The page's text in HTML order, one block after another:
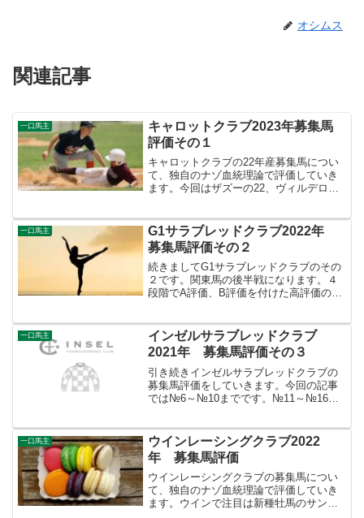
オシムス
関連記事
一口馬主
キャロットクラブ2023年募集馬
評価その１
キャロットクラブの22年産募集馬につい
て、独自のナゾ血統理論で評価していき
ます。今回はザズーの22、ヴィルデロー
ィとゴーンウエストを持っていて、この
血統がキズナと相...
一口馬主
G1サラブレッドクラブ2022年
募集馬評価その２
続きましてG1サラブレッドクラブのその
２です。関東馬の後半戦になります。４
段階でA評価、B評価を付けた高評価の馬
見解ですので、出資は自己責任でお願い
します<(_ _)>...
一口馬主
インゼルサラブレッドクラブ
2021年 募集馬評価その３
引き続きインゼルサラブレッドクラブの
募集馬評価をしていきます。今回の記事
では№6～№10までです。№11～№16ま
年 募集馬評価その１からどうぞ。№6～
№10...
一口馬主
ウインレーシングクラブ2022
年 募集馬評価
ウインレーシングクラブの募集馬につい
て、独自のナゾ血統理論で評価していき
ます。ウインで注目は新種牡馬のサンダ